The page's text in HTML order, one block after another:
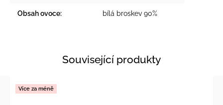
Obsah ovoce: bílá broskev 90%
Související produkty
Více za méně